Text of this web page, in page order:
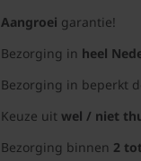
Aangroei garantie!
Bezorging in heel
Bezorging in beperkt
Keuze uit wel / niet
Bezorging binnen 2